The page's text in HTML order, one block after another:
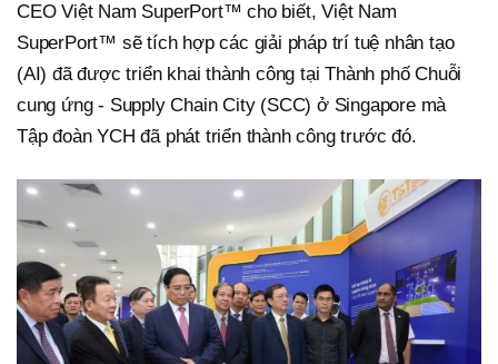
CEO Việt Nam SuperPort™ cho biết, Việt Nam
SuperPort™ sẽ tích hợp các giải pháp trí tuệ nhân tạo
(AI) đã được triển khai thành công tại Thành phố Chuỗi
cung ứng - Supply Chain City (SCC) ở Singapore mà
Tập đoàn YCH đã phát triển thành công trước đó.